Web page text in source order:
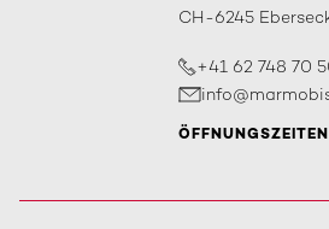
CH-6245
+41 62 748 70
ÖFFNUNGSZEITEN